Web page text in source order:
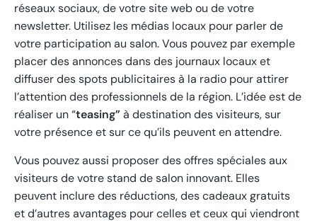
réseaux sociaux, de votre site web ou de votre
newsletter. Utilisez les médias locaux pour parler de
votre participation au salon. Vous pouvez par exemple
placer des annonces dans des journaux locaux et
diffuser des spots publicitaires à la radio pour attirer
l’attention des professionnels de la région. L’idée est de
réaliser un “teasing” à destination des visiteurs, sur
votre présence et sur ce qu’ils peuvent en attendre.
Vous pouvez aussi proposer des offres spéciales aux
visiteurs de votre stand de salon innovant. Elles
peuvent inclure des réductions, des cadeaux gratuits
et d’autres avantages pour celles et ceux qui viendront